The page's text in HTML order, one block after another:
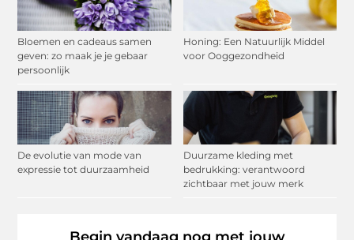
Bloemen en cadeaus samen
geven: zo maak je je gebaar
persoonlijk
Honing: Een Natuurlijk Middel
voor Ooggezondheid
De evolutie van mode van
expressie tot duurzaamheid
Duurzame kleding met
bedrukking: verantwoord
zichtbaar met jouw merk